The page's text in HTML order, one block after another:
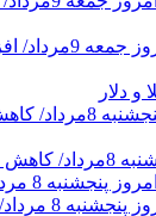
قیمت طلا و سکه
دلار
و جزئیات
روند صعودی